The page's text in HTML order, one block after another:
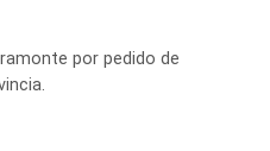
por pedido de